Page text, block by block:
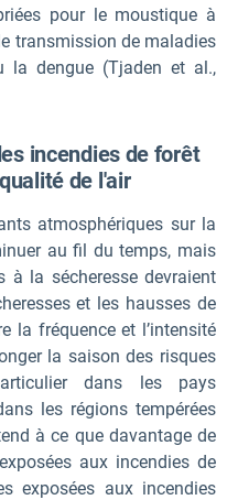
pour le moustique à
transmission de maladies
la dengue (Tjaden et al.,
incendies de forêt
de l'air
atmosphériques sur la
au fil du temps, mais
à la sécheresse devraient
et les hausses de
la fréquence et l’intensité
la saison des risques
dans les pays
les régions tempérées
à ce que davantage de
aux incendies de
exposées aux incendies